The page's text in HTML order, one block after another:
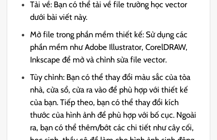
Tải về: Bạn có thể tải về file trường học vector
dưới bài viết này.
Mở file trong phần mềm thiết kế: Sử dụng các
phần mềm như Adobe Illustrator, CorelDRAW,
Inkscape để mở và chỉnh sửa file vector.
Tùy chỉnh: Bạn có thể thay đổi màu sắc của tòa
nhà, cửa sổ, cửa ra vào để phù hợp với thiết kế
của bạn. Tiếp theo, bạn có thể thay đổi kích
thước của hình ảnh để phù hợp với bố cục. Ngoài
ra, bạn có thể thêm/bớt các chi tiết như cây cối,